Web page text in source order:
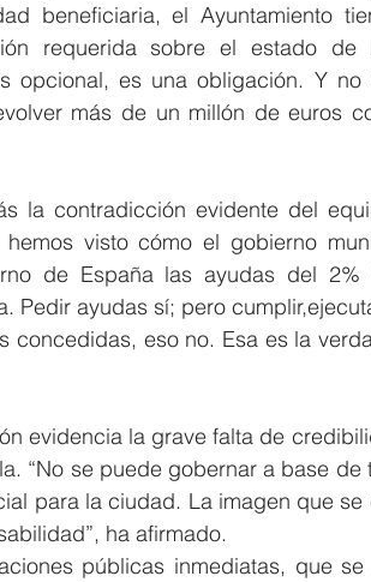
beneficiaria, el Ayuntamiento
requerida sobre el estado de
opcional, es una obligación. Y
más de un millón de euros
la contradicción evidente del
hemos visto cómo el gobierno
de España las ayudas del 2%
Pedir ayudas sí; pero
concedidas, eso no. Esa es la
evidencia la grave falta de
“No se puede gobernar a base de
para la ciudad. La imagen que
ha afirmado.
públicas inmediatas, que